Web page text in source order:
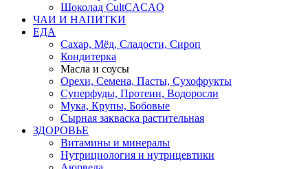
Шоколад CultCACAO
ЧАИ И НАПИТКИ
ЕДА
Сахар, Мёд, Сладости, Сироп
Кондитерка
Масла и соусы
Орехи, Семена, Пасты, Сухофрукты
Суперфуды, Протеин, Водоросли
Мука, Крупы, Бобовые
Сырная закваска растительная
ЗДОРОВЬЕ
Витамины и минералы
Нутрициология и нутрицевтики